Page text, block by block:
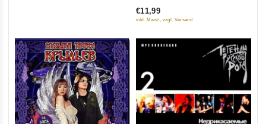
5
€11,99
inkl. Mwst., zzgl. Versand